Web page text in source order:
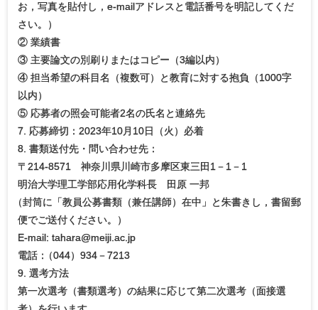
お，写真を貼付し，e-mailアドレスと電話番号を明記してくだ
さい。）
② 業績書
③ 主要論文の別刷りまたはコピー（3編以内）
④ 担当希望の科目名（複数可）と教育に対する抱負（1000字
以内）
⑤ 応募者の照会可能者2名の氏名と連絡先
7. 応募締切：2023年10月10日（火）必着
8. 書類送付先・問い合わせ先：
〒214-8571 神奈川県川崎市多摩区東三田1－1－1
明治大学理工学部応用化学科長 田原 一邦
（封筒に「教員公募書類（兼任講師）在中」と朱書きし，書留郵
便でご送付ください。）
E-mail: tahara@meiji.ac.jp
電話：（044）934－7213
9. 選考方法
第一次選考（書類選考）の結果に応じて第二次選考（面接選